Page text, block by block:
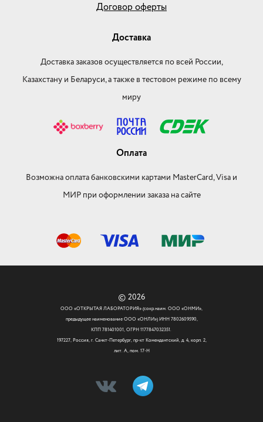
Договор оферты
Доставка
Доставка заказов осуществляется по всей России,
Казахстану и Беларуси, а также в тестовом режиме по всему
миру
Оплата
Возможна оплата банковскими картами MasterCard, Visa и
МИР при оформлении заказа на сайте
© 2026
ООО «ОТКРЫТАЯ ЛАБОРАТОРИЯ» (сокр.наим. ООО «ОНМИ»,
предыдущее наименование ООО «ОНЛИ») ИНН 7802609590,
КПП 781401001, ОГРН 1177847032351.
197227, Россия, г. Санкт-Петербург, пр-кт Комендантский, д. 4, корп. 2,
лит. А, пом. 17-Н